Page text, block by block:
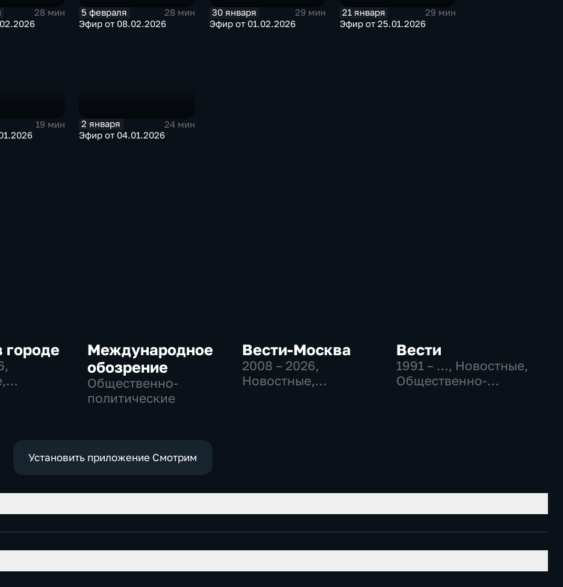
28 мин
5 февраля
28 мин
Эфир от 08.02.2026
30 января
29 мин
Эфир от 01.02.2026
21 января
29 мин
Эфир от 25.01.2026
19 мин
2 января
24 мин
Эфир от 04.01.2026
городе
,
Международное
обозрение
Общественно-
политические
Вести-Москва
2008 – 2026,
Новостные,
Вести
1991 – …, Новостные,
Общественно-
Установить приложение Смотрим